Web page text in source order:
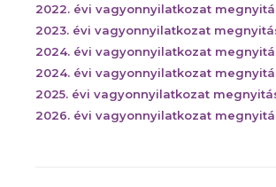
2022. évi vagyonnyilatkozat
2023. évi vagyonnyilatkozat
2024. évi vagyonnyilatkozat
2024. évi vagyonnyilatkozat
2025. évi vagyonnyilatkozat
2026. évi vagyonnyilatkozat